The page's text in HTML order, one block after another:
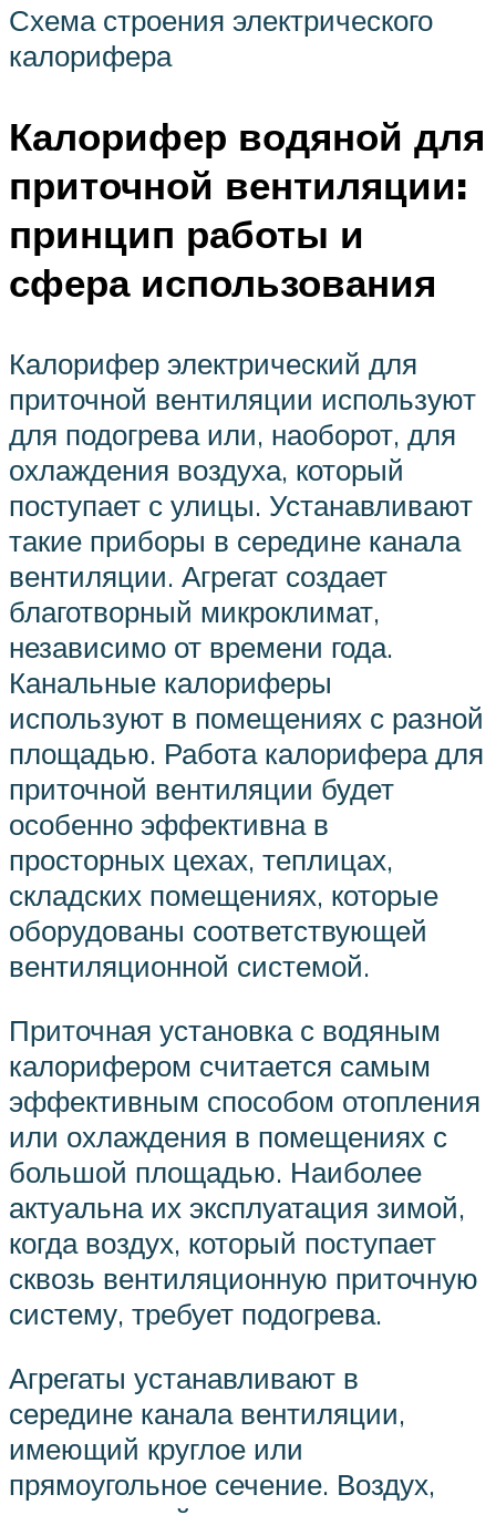
Схема строения электрического
калорифера
Калорифер водяной для
приточной вентиляции:
принцип работы и
сфера использования
Калорифер электрический для
приточной вентиляции используют
для подогрева или, наоборот, для
охлаждения воздуха, который
поступает с улицы. Устанавливают
такие приборы в середине канала
вентиляции. Агрегат создает
благотворный микроклимат,
независимо от времени года.
Канальные калориферы
используют в помещениях с разной
площадью. Работа калорифера для
приточной вентиляции будет
особенно эффективна в
просторных цехах, теплицах,
складских помещениях, которые
оборудованы соответствующей
вентиляционной системой.
Приточная установка с водяным
калорифером считается самым
эффективным способом отопления
или охлаждения в помещениях с
большой площадью. Наиболее
актуальна их эксплуатация зимой,
когда воздух, который поступает
сквозь вентиляционную приточную
систему, требует подогрева.
Агрегаты устанавливают в
середине канала вентиляции,
имеющий круглое или
прямоугольное сечение. Воздух,